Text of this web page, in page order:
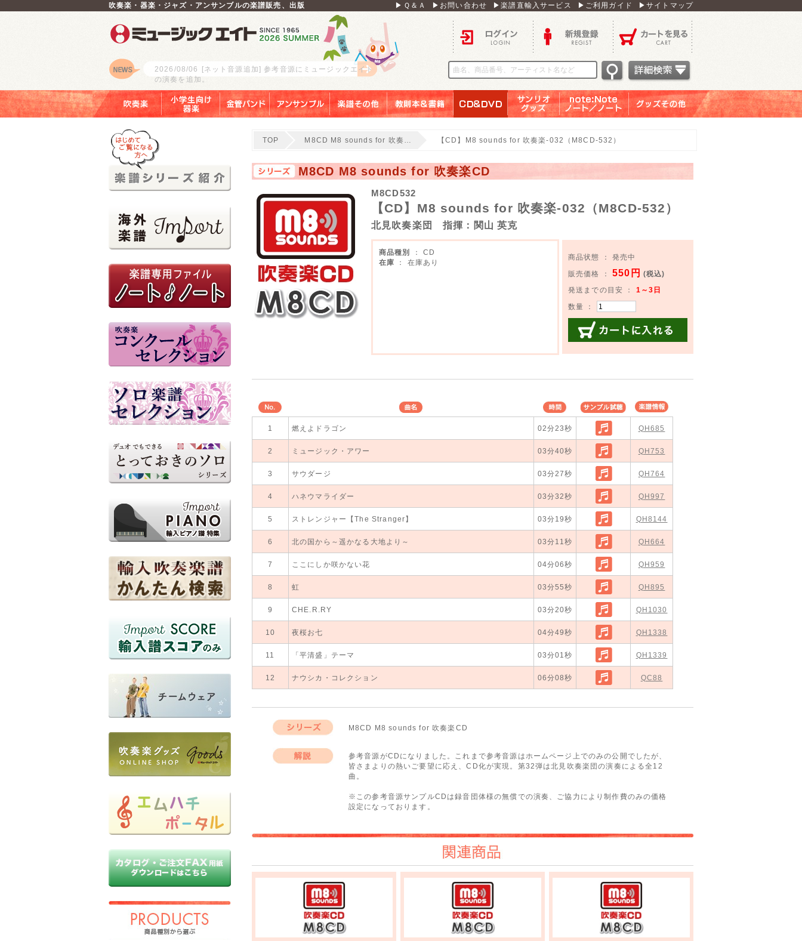
吹奏楽・器楽・ジャズ・アンサンブルの楽譜販売、出版 ▶Ｑ＆Ａ ▶お問い合わせ ▶楽譜直輸入サービス ▶ご利用ガイド ▶サイトマップ
ロゴ
2026/08/06
[ネット音源追加] 参考音源にミュージックエイト
の演奏を追加。
TOP M8CD M8 sounds for 吹奏… 【CD】M8 sounds for 吹奏楽-032（M8CD-532）
M8CD M8 sounds for 吹奏楽CD
M8CD532
【CD】M8 sounds for 吹奏楽-032（M8CD-532）
北見吹奏楽団 指揮：関山 英克
商品種別
： CD
在庫
： 在庫あり
商品状態 ： 発売中
販売価格 ：550円 (税込)
発送までの目安 ： 1～3日
数量 ：
No. 曲名 時間
サンプル試
聴
楽譜情報
1
燃えよドラゴン 02分23秒
東京佼成ウインドオーケスト
ラ
QH685
2 ミュージック・アワー 03分40秒 QH753
3 サウダージ 03分27秒 QH764
4 ハネウマライダー 03分32秒 QH997
5 ストレンジャー【The Stranger】 03分19秒 QH8144
6 北の国から～遥かなる大地より～ 03分11秒
東京佼成ウインドオーケスト
ラ
QH664
7 ここにしか咲かない花 04分06秒 QH959
8 虹 03分55秒 QH895
9 CHE.R.RY 03分20秒 QH1030
10 夜桜お七 04分49秒 QH1338
11 「平清盛」テーマ 03分01秒 QH1339
12 ナウシカ・コレクション 06分08秒 QC88
M8CD M8 sounds for 吹奏楽CD
参考音源がCDになりました。これまで参考音源はホームページ上でのみの公開でしたが、
皆さまよりの熱いご要望に応え、CD化が実現。第32弾は北見吹奏楽団の演奏による全12
曲。
※この参考音源サンプルCDは録音団体様の無償での演奏、ご協力により制作費のみの価格
設定になっております。
関連商品